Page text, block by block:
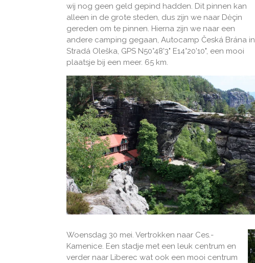
wij nog geen geld gepind hadden. Dit pinnen kan
alleen in de grote steden, dus zijn we naar Dėçin
gereden om te pinnen. Hierna zijn we naar een
andere camping gegaan, Autocamp Česká Brána in
Stradá Oleška, GPS N50°48'3" E14°20'10", een mooi
plaatsje bij een meer. 65 km.
Woensdag 30 mei. Vertrokken naar Ces.-
Kamenice. Een stadje met een leuk centrum en
verder naar Liberec wat ook een mooi centrum